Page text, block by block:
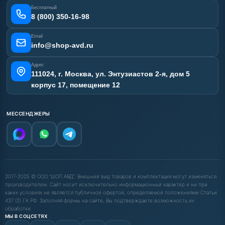
Сертификаты
Наши работы
Карта сайта
Бесплатный
8 (800) 350-16-98
Email
info@shop-avd.ru
Адрес
111024, г. Москва, ул. Энтузиастов 2-я, дом 5
корпус 17, помещение 12
МЕССЕНДЖЕРЫ
2017-2025 © ООО "ШОП АВД". Внешний вид товаров и комплектация могут изменяться
производителем. Сайт носит исключительно информационный характер и ни при
каких условиях не является публичной офертой, определяемой положениями Статьи
437 (2) ГК РФ. Заполняя формы на сайте, Вы подтверждаете возможность их
обработки.
МЫ В СОЦСЕТЯХ